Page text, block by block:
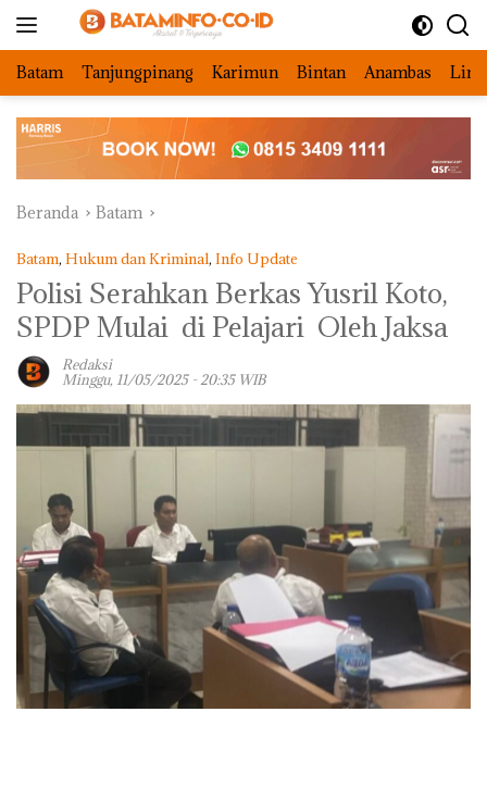
Batam Tanjungpinang Karimun Bintan Anambas
Beranda Batam
Batam, Hukum dan Kriminal, Info Update
Polisi Serahkan Berkas Yusril Koto,
SPDP Mulai di Pelajari Oleh Jaksa
Redaksi
Minggu, 11/05/2025 - 20:35 WIB